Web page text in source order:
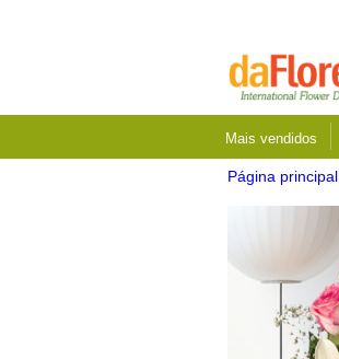
Mais vendidos
Página principal